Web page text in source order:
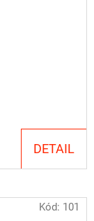
DETAIL
Kód: 101